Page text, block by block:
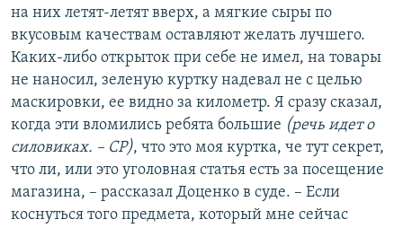
на них летят-летят вверх, а мягкие сыры по
вкусовым качествам оставляют желать лучшего.
Каких-либо открыток при себе не имел, на товары
не наносил, зеленую куртку надевал не с целью
маскировки, ее видно за километр. Я сразу сказал,
когда эти вломились ребята большие (речь идет о
силовиках. – СР), что это моя куртка, че тут секрет,
что ли, или это уголовная статья есть за посещение
магазина, – рассказал Доценко в суде. – Если
коснуться того предмета, который мне сейчас